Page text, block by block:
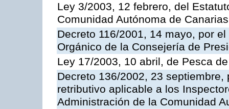
Ley 3/2003, 12 febrero, del
Comunidad Autónoma de Canarias
Decreto 116/2001, 14 mayo, por
Orgánico de la Consejería de
Ley 17/2003, 10 abril, de Pesca
Decreto 136/2002, 23
retributivo aplicable a los
Administración de la Comunidad